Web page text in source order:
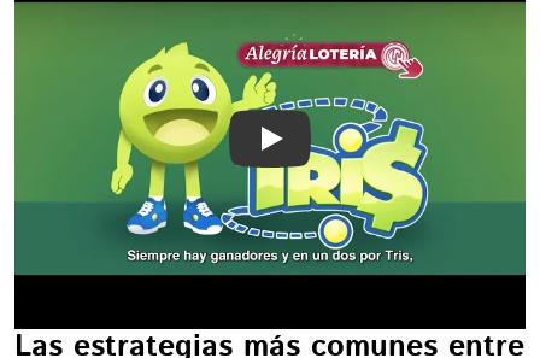
Play
Las estrategias más comunes entre